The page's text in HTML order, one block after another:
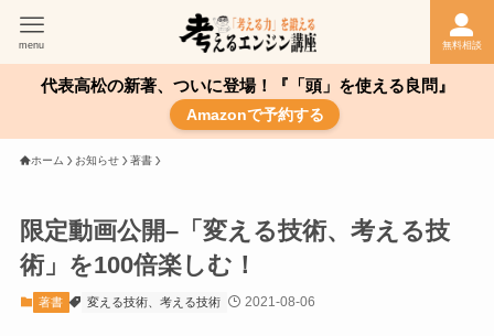
無料相談
menu
代表高松の新著、ついに登場！『「頭」を使える良問』
Amazonで予約する
ホーム お知らせ 著書
限定動画公開–「変える技術、考える技
術」を100倍楽しむ！
著書 変える技術、考える技術 2021-08-06